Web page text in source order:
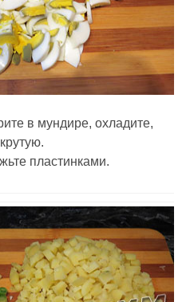
в мундире, охладите,
пластинками.